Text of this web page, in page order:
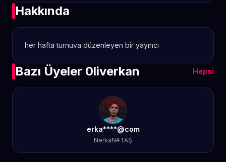
Hakkında
her hafta turnuva düzenleyen bir yayıncı
Bazı Üyeler 0liverkan Hepsi
erka****@com
NerkaN#TAŞ